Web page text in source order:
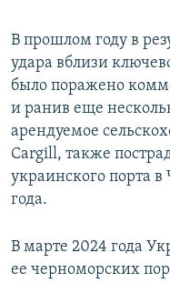
В прошлом году в
удара вблизи
было поражено
и ранив еще
арендуемое
Cargill, также
украинского порта
года.
В марте 2024 года
ее черноморских